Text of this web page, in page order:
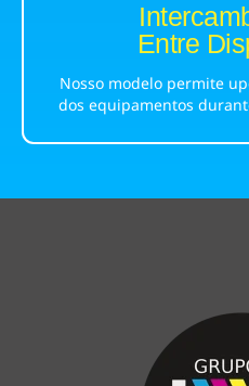
Entre
Nosso modelo permite
dos equipamentos